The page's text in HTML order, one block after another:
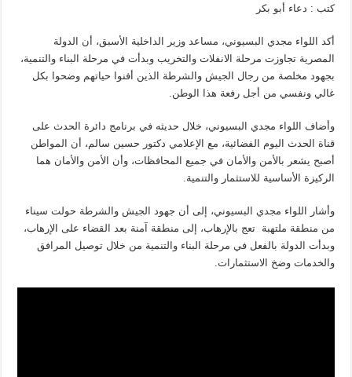
كتب : دعاء أبو بكر
أكد اللواء مجدي البسيوني، مساعد وزير الداخلية الأسبق، أن الدولة
المصرية تجاوزت مرحلة الانفلات والتخريب وبدأت في مرحلة البناء والتنمية،
بجهود مخلصة من رجال الجيش والشرطة الذين أفنوا حياتهم وضحوا بكل
غالي ونفسي من أجل رفعة هذا الوطن.
وأضاف اللواء مجدي البسيوني، خلال حديثه في برنامج دائرة الحدث على
قناة الحدث اليوم الفضائية، مع الإعلامي دكتور حسين سالم، أن المواطن
أصبح يشعر بالأمن والأمان في جميع المحافظات، وأن الأمن والأمان هما
الركيزة الأساسية للاستثمار والتنمية.
وأشار اللواء مجدي البسيوني، إلى أن جهود الجيش والشرطة حولت سيناء
من منطقة ملتهبة تعج بالإرهاب، إلى منطقة آمنة بعد القضاء على الإرهاب،
وبدأت الدولة بالفعل في مرحلة البناء والتنمية من خلال توصيل المرافق
والخدمات وضخ الاستثمارات.